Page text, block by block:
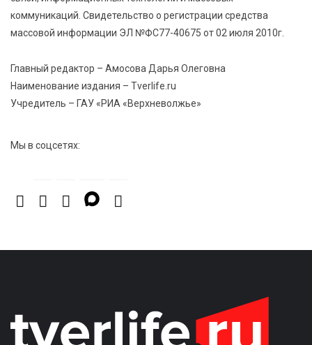
инспекторы ГИБДД напомнили школьникам
правила безопасности в автобусах
коммуникаций. Свидетельство о регистрации средства
массовой информации ЭЛ №ФС77-40675 от 02 июля 2010г.
Главный редактор – Амосова Дарья Олеговна
Наименование издания – Tverlife.ru
Учредитель – ГАУ «РИА «Верхневолжье»
Мы в соцсетях: